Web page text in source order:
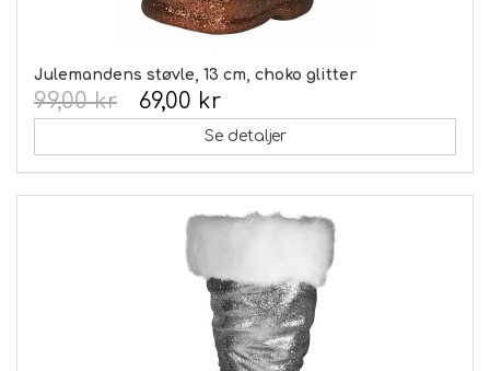
Julemandens støvle, 13 cm, choko glitter
69,00 kr
99,00 kr
Se detaljer